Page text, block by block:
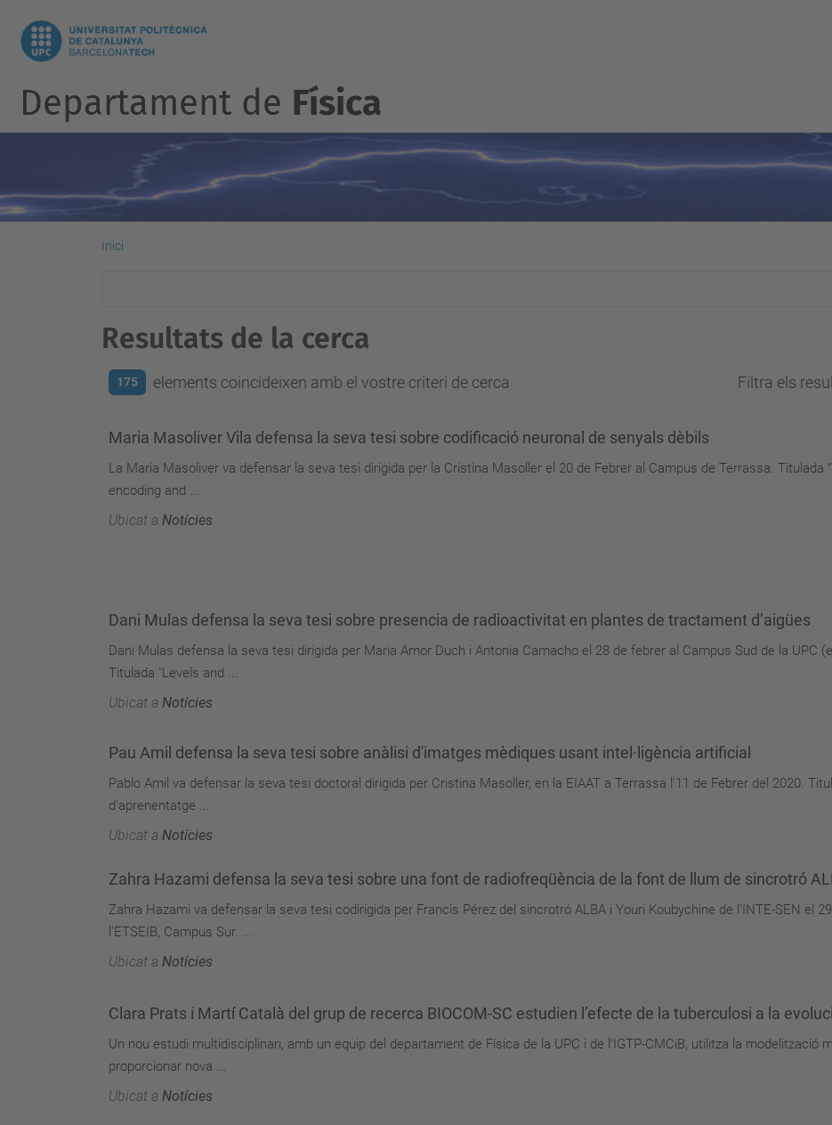
Departament de Física
Inici
Resultats de la cerca
175 elements coincideixen amb el vostre criteri de cerca Filtra els
Maria Masoliver Vila defensa la seva tesi sobre codificació neuronal de senyals dèbils
La Maria Masoliver va defensar la seva tesi dirigida per la Cristina Masoller el 20 de Febrer al Campus de Terrassa. Titulada
encoding and ...
Ubicat a Notícies
Dani Mulas defensa la seva tesi sobre presencia de radioactivitat en plantes de tractament d’aigües
Dani Mulas defensa la seva tesi dirigida per Maria Amor Duch i Antonia Camacho el 28 de febrer al Campus Sud de la UPC
Titulada "Levels and ...
Ubicat a Notícies
Pau Amil defensa la seva tesi sobre anàlisi d'imatges mèdiques usant intel·ligència artificial
Pablo Amil va defensar la seva tesi doctoral dirigida per Cristina Masoller, en la EIAAT a Terrassa l’11 de Febrer del 2020.
d'aprenentatge ...
Ubicat a Notícies
Zahra Hazami defensa la seva tesi sobre una font de radiofreqüència de la font de llum de sincrotró
Zahra Hazami va defensar la seva tesi codirigida per Francis Pérez del sincrotró ALBA i Youri Koubychine de l’INTE-SEN el
l’ETSEIB, Campus Sur. ...
Ubicat a Notícies
Clara Prats i Martí Català del grup de recerca BIOCOM-SC estudien l’efecte de la tuberculosi a la
Un nou estudi multidisciplinari, amb un equip del departament de Física de la UPC i de l’IGTP-CMCiB, utilitza la modelització
proporcionar nova ...
Ubicat a Notícies